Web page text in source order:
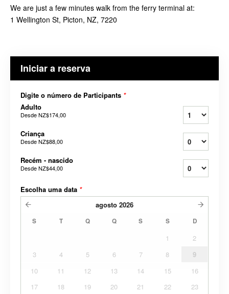
We are just a few minutes walk from the ferry terminal at:
1 Wellington St, Picton, NZ, 7220
Iniciar a reserva
Digite o número de Participants *
Adulto
DesdeNZ$174,00
Criança
DesdeNZ$88,00
Recém - nascido
DesdeNZ$44,00
Escolha uma data *
agosto 2026
S T Q Q S S D
1
2
3
4 5 6 7 8
9
10
11 12 13 14 15
16
17
18 19 20 21 22 23